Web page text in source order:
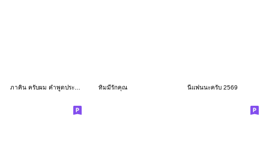
ภาคิน ครับผม คำพูดประจำวัน 3_60 ทิมมี่รักคุณ นี่แฟนนะครับ 2569